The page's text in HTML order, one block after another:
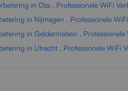
in Oss , Professionele WiFi
in Nijmegen , Professionele
in Geldermalsen ,
in Utrecht , Professionele WiFi